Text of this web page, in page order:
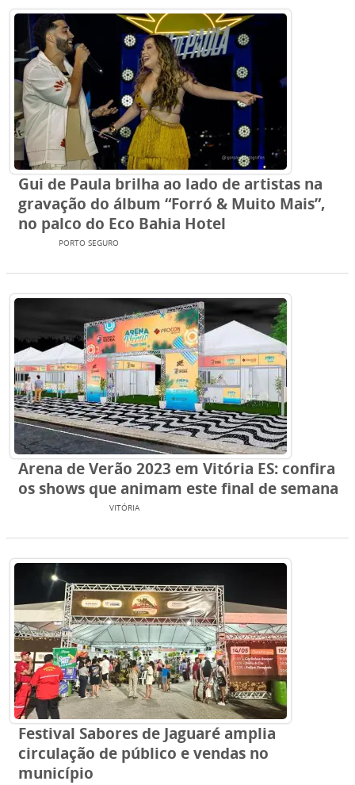
Gui de Paula brilha ao lado de artistas na
gravação do álbum “Forró & Muito Mais”,
no palco do Eco Bahia Hotel
PORTO SEGURO
Arena de Verão 2023 em Vitória ES: confira
os shows que animam este final de semana
VITÓRIA
Festival Sabores de Jaguaré amplia
circulação de público e vendas no
município